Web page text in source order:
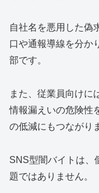
自社名を悪用した偽
口や通報導線を分か
部です。
また、従業員向けに
情報漏えいの危険性
の低減にもつながり
SNS型闇バイトは、
題ではありません。